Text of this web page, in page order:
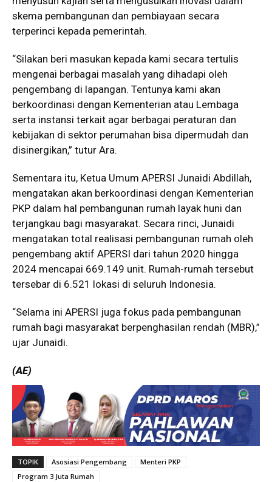
skema pembangunan dan pembiayaan secara
terperinci kepada pemerintah.
“Silakan beri masukan kepada kami secara tertulis
mengenai berbagai masalah yang dihadapi oleh
pengembang di lapangan. Tentunya kami akan
berkoordinasi dengan Kementerian atau Lembaga
serta instansi terkait agar berbagai peraturan dan
kebijakan di sektor perumahan bisa dipermudah dan
disinergikan,” tutur Ara.
Sementara itu, Ketua Umum APERSI Junaidi Abdillah,
mengatakan akan berkoordinasi dengan Kementerian
PKP dalam hal pembangunan rumah layak huni dan
terjangkau bagi masyarakat. Secara rinci, Junaidi
mengatakan total realisasi pembangunan rumah oleh
pengembang aktif APERSI dari tahun 2020 hingga
2024 mencapai 669.149 unit. Rumah-rumah tersebut
tersebar di 6.521 lokasi di seluruh Indonesia.
“Selama ini APERSI juga fokus pada pembangunan
rumah bagi masyarakat berpenghasilan rendah (MBR),”
ujar Junaidi.
(AE)
TOPIK Asosiasi Pengembang
Menteri PKP
Program 3 Juta Rumah